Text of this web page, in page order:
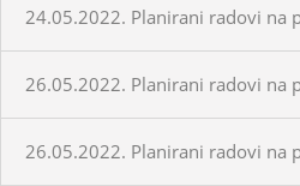
24.05.2022. Planirani radovi na
26.05.2022. Planirani radovi na
26.05.2022. Planirani radovi na